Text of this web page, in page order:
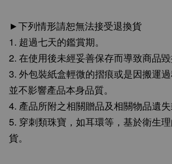
►下列情形請恕無法接受退換貨
1. 超過七天的鑑賞期。
2. 在使用後未經妥善保存而導致商品毀
3. 外包裝紙盒輕微的摺痕或是因搬運
並不影響產品本身品質。
4. 產品所附之相關贈品及相關物品遺失
5. 穿刺類珠寶，如耳環等，基於衛生
貨。